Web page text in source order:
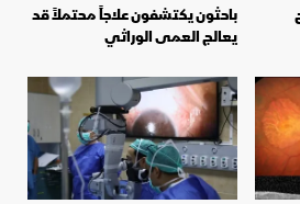
باحثون يكتشفون علاجاً محتملاً قد
يعالج العمى الوراثي